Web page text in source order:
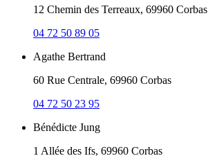
12 Chemin des Terreaux, 69960 Corbas
04 72 50 89 05
Agathe Bertrand
60 Rue Centrale, 69960 Corbas
04 72 50 23 95
Bénédicte Jung
1 Allée des Ifs, 69960 Corbas